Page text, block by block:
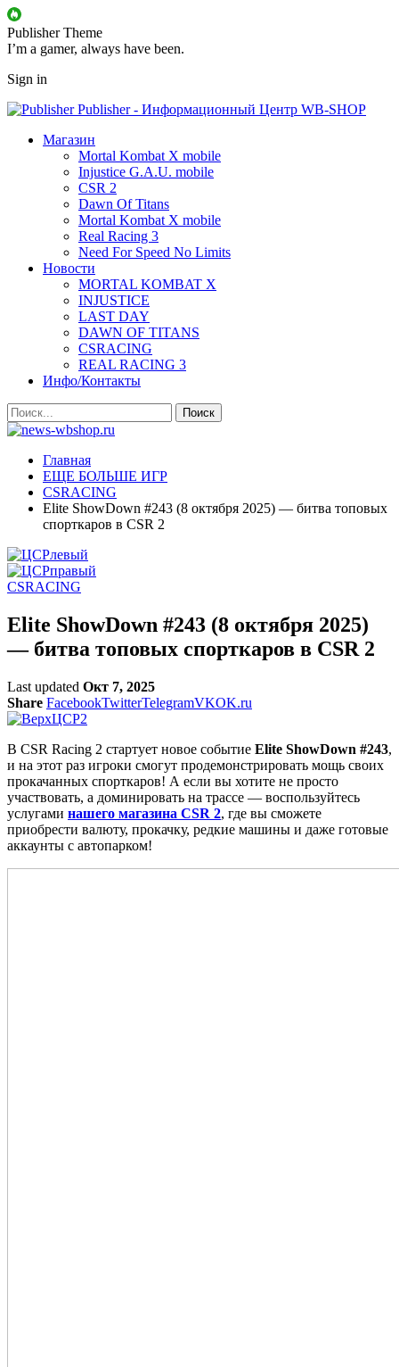
Publisher Theme
I’m a gamer, always have been.
Sign in
Publisher - Информационный Центр WB-SHOP
Магазин
Mortal Kombat X mobile
Injustice G.A.U. mobile
CSR 2
Dawn Of Titans
Mortal Kombat X mobile
Real Racing 3
Need For Speed No Limits
Новости
MORTAL KOMBAT X
INJUSTICE
LAST DAY
DAWN OF TITANS
CSRACING
REAL RACING 3
Инфо/Контакты
Главная
ЕЩЕ БОЛЬШЕ ИГР
CSRACING
Elite ShowDown #243 (8 октября 2025) — битва топовых
спорткаров в CSR 2
CSRACING
Elite ShowDown #243 (8 октября 2025)
— битва топовых спорткаров в CSR 2
Last updated Окт 7, 2025
Share FacebookTwitterTelegramVKOK.ru
В CSR Racing 2 стартует новое событие Elite ShowDown #243,
и на этот раз игроки смогут продемонстрировать мощь своих
прокачанных спорткаров! А если вы хотите не просто
участвовать, а доминировать на трассе — воспользуйтесь
услугами нашего магазина CSR 2, где вы сможете
приобрести валюту, прокачку, редкие машины и даже готовые
аккаунты с автопарком!